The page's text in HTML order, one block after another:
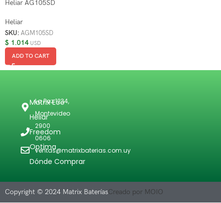
Heliar AG105SD
Heliar
SKU: AGM105SD
$ 1.014 USD
ADD TO CART
La Paz 1234,
Montevideo
2900
0606
ventas@matrixbaterias.com.uy
Matrix Eco
Heliar
Freedom
Optima
Dónde Comprar
Copyright © 2024 Matrix BateríasCreado por MOIO